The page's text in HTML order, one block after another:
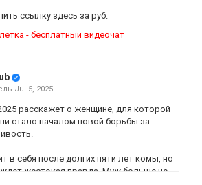
ссылку здесь за руб.
- бесплатный видеочат
Jul 5, 2025
расскажет о женщине, для которой
стало началом новой борьбы за
в себя после долгих пяти лет комы, но
жестокая правда. Муж больше не